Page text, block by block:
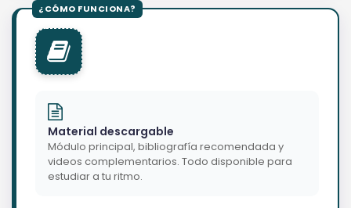
Material descargable
Módulo principal, bibliografía recomendada y
videos complementarios. Todo disponible para
estudiar a tu ritmo.